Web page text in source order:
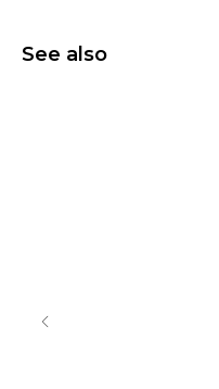
See also